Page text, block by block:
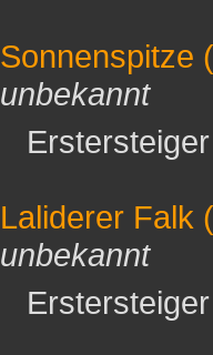
Sonnenspitze
unbekannt
Laliderer Falk
unbekannt